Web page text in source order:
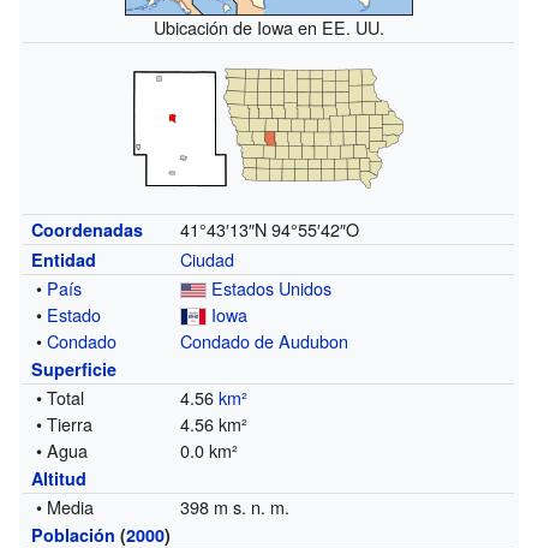
Ubicación de Iowa en EE. UU.
Coordenadas 41°43′13″N 94°55′42″O
Entidad
Ciudad
• País
Estados Unidos
• Estado
Iowa
•Condado Condado de Audubon
Superficie
• Total 4.56km²
• Tierra
4.56 km²
• Agua
0.0 km²
Altitud
• Media 398 m s. n. m.
Población (2000)